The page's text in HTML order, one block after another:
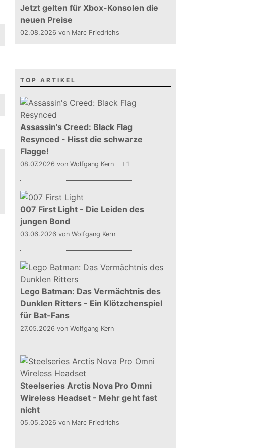
Jetzt gelten für Xbox-Konsolen die
neuen Preise
02.08.2026 von Marc Friedrichs
TOP ARTIKEL
Assassin's Creed: Black Flag
Resynced - Hisst die schwarze
Flagge!
08.07.2026 von Wolfgang Kern 1
007 First Light - Die Leiden des
jungen Bond
03.06.2026 von Wolfgang Kern
Lego Batman: Das Vermächtnis des
Dunklen Ritters - Ein Klötzchenspiel
für Bat-Fans
27.05.2026 von Wolfgang Kern
Steelseries Arctis Nova Pro Omni
Wireless Headset - Mehr geht fast
nicht
05.05.2026 von Marc Friedrichs